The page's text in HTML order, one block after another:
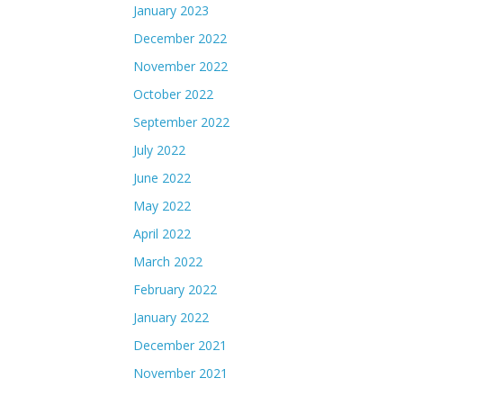
January 2023
December 2022
November 2022
October 2022
September 2022
July 2022
June 2022
May 2022
April 2022
March 2022
February 2022
January 2022
December 2021
November 2021